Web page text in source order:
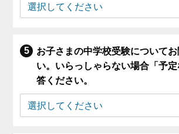
お子さまの中学校受験について
い。いらっしゃらない場合「予定
答ください。